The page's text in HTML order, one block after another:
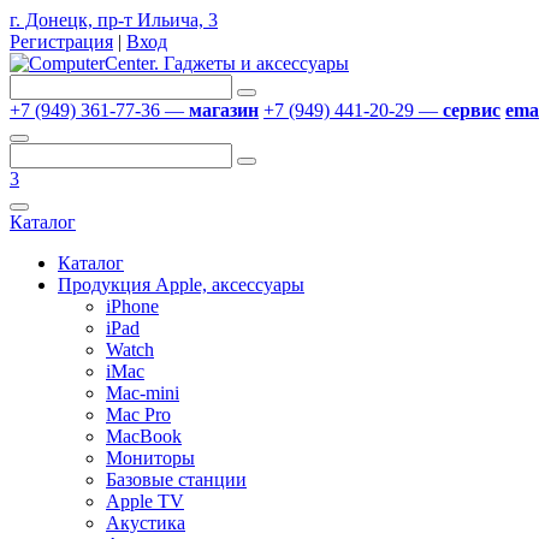
г. Донецк, пр-т Ильича, 3
Регистрация | Вход
+7 (949) 361-77-36 — магазин +7 (949) 441-20-29 — сервис
3
Каталог
Каталог
Продукция Apple, аксессуары
iPhone
iPad
Watch
iMac
Mac-mini
Mac Pro
MacBook
Мониторы
Базовые станции
Apple TV
Акустика